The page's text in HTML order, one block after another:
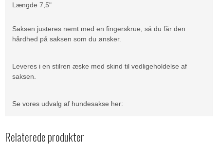
Længde 7,5"
Saksen justeres nemt med en fingerskrue, så du får den
hårdhed på saksen som du ønsker.
Leveres i en stilren æske med skind til vedligeholdelse af
saksen.
Se vores udvalg af hundesakse her:
Relaterede produkter